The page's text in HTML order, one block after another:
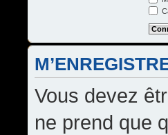
Vous devez
ne prend que